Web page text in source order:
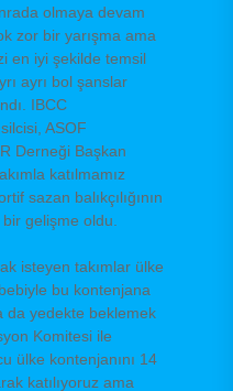
olmaya devam
zor bir yarışma ama
en iyi şekilde temsil
ayrı bol şanslar
IBCC
ASOF
Derneği Başkan
katılmamız
sazan balıkçılığının
gelişme oldu.
isteyen takımlar ülke
bu kontenjana
da yedekte beklemek
Komitesi ile
ülke kontenjanını 14
katılıyoruz ama